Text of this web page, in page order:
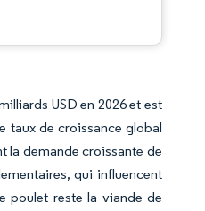
USD en 2026 et est
taux de croissance global
la demande croissante de
qui influencent
poulet reste la viande de